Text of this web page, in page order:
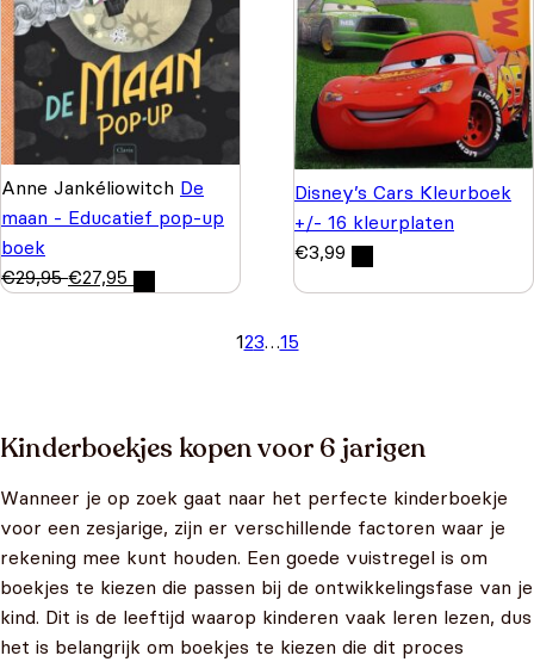
Anne Jankéliowitch De
maan - Educatief pop-up
boek
€29,95 €27,95
Disney’s Cars Kleurboek
+/- 16 kleurplaten
€3,99
123…15
Kinderboekjes kopen voor 6 jarigen
Wanneer je op zoek gaat naar het perfecte kinderboekje
voor een zesjarige, zijn er verschillende factoren waar je
rekening mee kunt houden. Een goede vuistregel is om
boekjes te kiezen die passen bij de ontwikkelingsfase van je
kind. Dit is de leeftijd waarop kinderen vaak leren lezen, dus
het is belangrijk om boekjes te kiezen die dit proces